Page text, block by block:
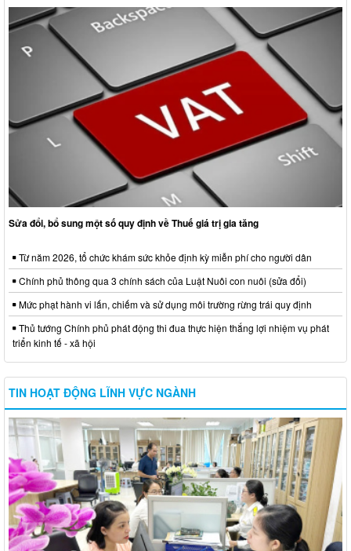
Sửa đổi, bổ sung một số quy định về Thuế giá trị gia tăng
Từ năm 2026, tổ chức khám sức khỏe định kỳ miễn phí cho người dân
Chính phủ thông qua 3 chính sách của Luật Nuôi con nuôi (sửa đổi)
Mức phạt hành vi lấn, chiếm và sử dụng môi trường rừng trái quy định
Thủ tướng Chính phủ phát động thi đua thực hiện thắng lợi nhiệm vụ phát
triển kinh tế - xã hội
TIN HOẠT ĐỘNG LĨNH VỰC NGÀNH